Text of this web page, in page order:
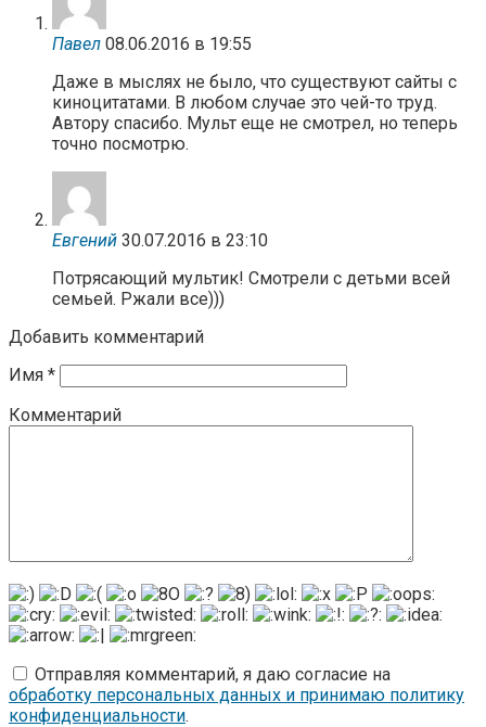
Павел 08.06.2016 в 19:55
Даже в мыслях не было, что существуют сайты с
киноцитатами. В любом случае это чей-то труд.
Автору спасибо. Мульт еще не смотрел, но теперь
точно посмотрю.
Евгений 30.07.2016 в 23:10
Потрясающий мультик! Смотрели с детьми всей
семьей. Ржали все)))
Добавить комментарий
Имя *
Комментарий
Отправляя комментарий, я даю согласие на
обработку персональных данных и принимаю политику
конфиденциальности.